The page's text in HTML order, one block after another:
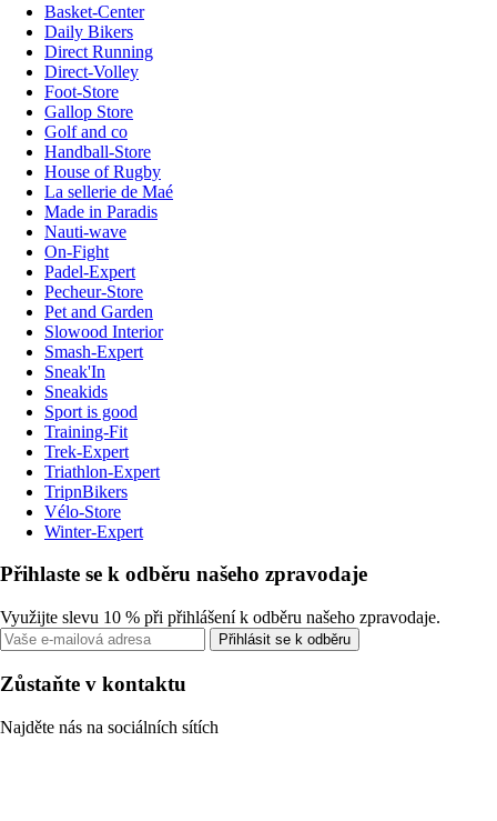
Basket-Center
Daily Bikers
Direct Running
Direct-Volley
Foot-Store
Gallop Store
Golf and co
Handball-Store
House of Rugby
La sellerie de Maé
Made in Paradis
Nauti-wave
On-Fight
Padel-Expert
Pecheur-Store
Pet and Garden
Slowood Interior
Smash-Expert
Sneak'In
Sneakids
Sport is good
Training-Fit
Trek-Expert
Triathlon-Expert
TripnBikers
Vélo-Store
Winter-Expert
Přihlaste se k odběru našeho zpravodaje
Využijte slevu 10 % při přihlášení k odběru našeho zpravodaje.
Přihlásit se k odběru
Zůstaňte v kontaktu
Najděte nás na sociálních sítích